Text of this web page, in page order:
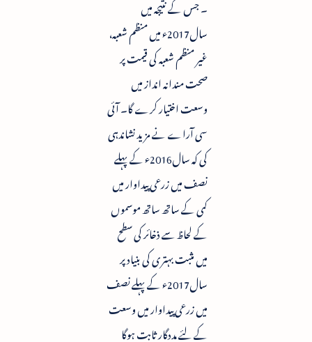
۔ جس کے نتیجہ میں
سال2017ء میں منظم شعبہ،
غیر منظم شعبہ کی قیمت پر
صحت مندانہ انداز میں
وسعت اختیار کرے گا۔ آئی
سی آراے نے مزید نشاندہی
کی کہ سال2016ء کے پہلے
نصف میں زرعی پیداوار میں
کمی کے ساتھ ساتھ موسموں
کے لحاظ سے ذخائر کی سطح
میں مثبت بہتری کی بنیاد پر
سال2017ء کے پہلے نصف
میں زرعی پیداوار میں وسعت
کے لئے مددگار ثابت ہوگا